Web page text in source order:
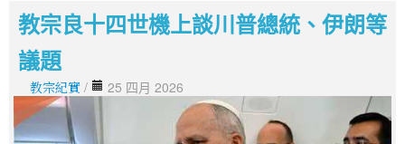
教宗良十四世機上談川普總統、伊朗等
議題
教宗紀實 / 25 四月 2026